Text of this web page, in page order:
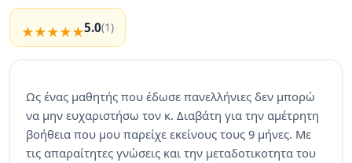
5.0(1)
Ως ένας μαθητής που έδωσε πανελλήνιες δεν μπορώ
να μην ευχαριστήσω τον κ. Διαβάτη για την αμέτρητη
βοήθεια που μου παρείχε εκείνους τους 9 μήνες. Με
τις απαραίτητες γνώσεις και την μεταδοτικοτητα του